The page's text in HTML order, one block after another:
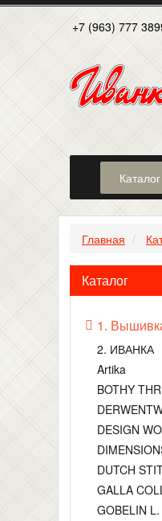
+7 (963) 777
Каталог
Главная
Каталог
1.
2. ИВАНКА
Artika
BOTHY
DESIGN
DUTCH
GALLA
GOBELIN